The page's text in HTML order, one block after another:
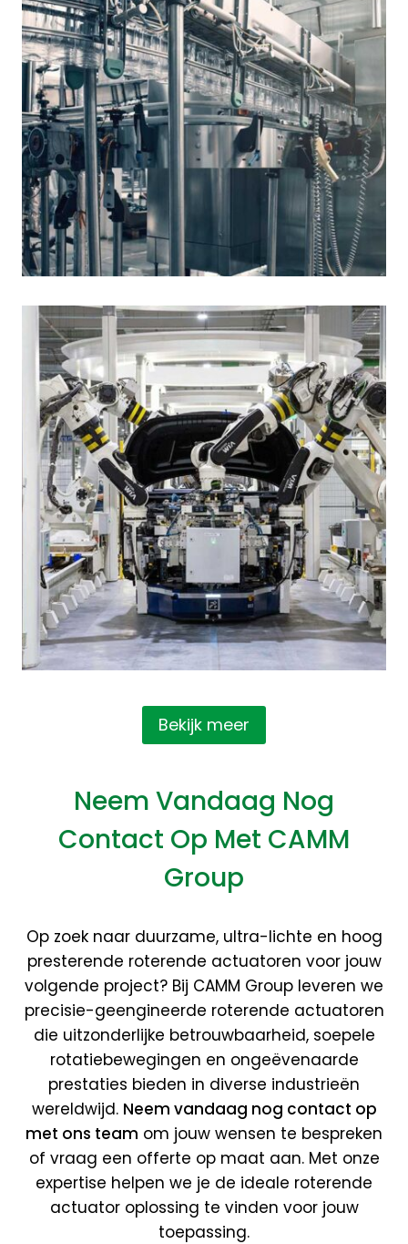
Bekijk meer
Neem Vandaag Nog
Contact Op Met CAMM
Group
Op zoek naar duurzame, ultra-lichte en hoog
presterende roterende actuatoren voor jouw
volgende project? Bij CAMM Group leveren we
precisie-geengineerde roterende actuatoren
die uitzonderlijke betrouwbaarheid, soepele
rotatiebewegingen en ongeëvenaarde
prestaties bieden in diverse industrieën
wereldwijd. Neem vandaag nog contact op
met ons team om jouw wensen te bespreken
of vraag een offerte op maat aan. Met onze
expertise helpen we je de ideale roterende
actuator oplossing te vinden voor jouw
toepassing.